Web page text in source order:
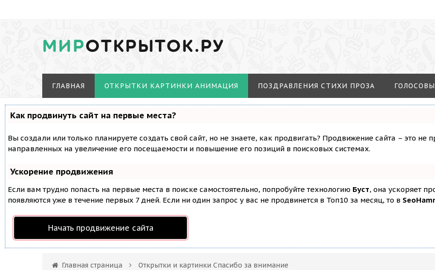
МИРОТКРЫТОК.РУ
ГЛАВНАЯ ОТКРЫТКИ КАРТИНКИ АНИМАЦИЯ ПОЗДРАВЛЕНИЯ СТИХИ ПРОЗА
Как продвинуть сайт на первые места?
Вы создали или только планируете создать свой сайт, но не знаете, как продвигать? Продвижение сайта – это
направленных на увеличение его посещаемости и повышение его позиций в поисковых системах.
Ускорение продвижения
Если вам трудно попасть на первые места в поиске самостоятельно, попробуйте технологию Буст, она ускоряет
появляются уже в течение первых 7 дней. Если ни один запрос у вас не продвинется в Топ10 за месяц, то в
Начать продвижение сайта
Главная страница Открытки и картинки Спасибо за внимание